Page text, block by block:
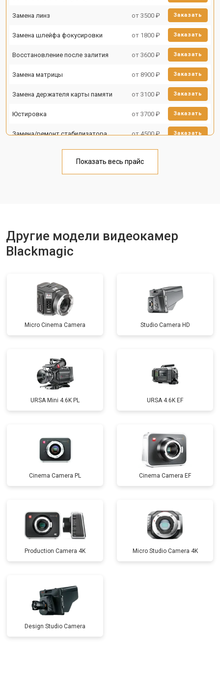
Замена линз от 3500 ₽ Заказать
Замена шлейфа фокусировки от 1800 ₽ Заказать
Восстановление после залития от 3600 ₽ Заказать
Замена матрицы от 8900 ₽ Заказать
Замена держателя карты памяти от 3100 ₽ Заказать
Юстировка от 3700 ₽ Заказать
Замена/ремонт стабилизатора от 4500 ₽ Заказать
Показать весь прайс
Другие модели видеокамер
Blackmagic
Micro Cinema Camera Studio Camera HD
URSA Mini 4.6K PL URSA 4.6K EF
Cinema Camera PL Cinema Camera EF
Production Camera 4K Micro Studio Camera 4K
Design Studio Camera